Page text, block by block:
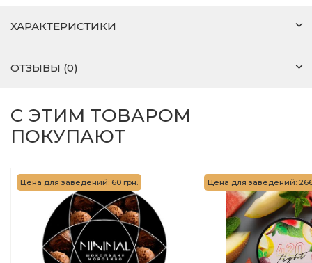
ХАРАКТЕРИСТИКИ
ОТЗЫВЫ (0)
С ЭТИМ ТОВАРОМ
ПОКУПАЮТ
Цена для заведений: 60 грн. Цена для заведений: